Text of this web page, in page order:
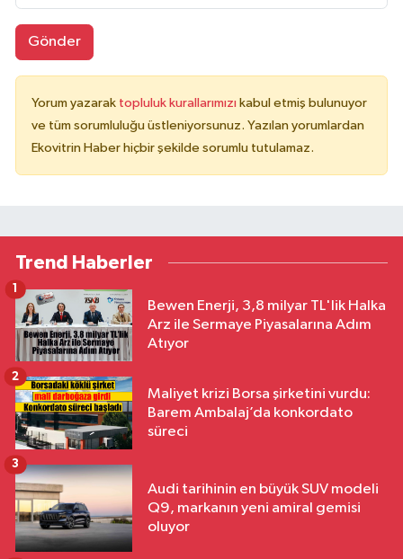
Gönder
Yorum yazarak topluluk kurallarımızı kabul etmiş bulunuyor
ve tüm sorumluluğu üstleniyorsunuz. Yazılan yorumlardan
Ekovitrin Haber hiçbir şekilde sorumlu tutulamaz.
Trend Haberler
Bewen Enerji, 3,8 milyar TL'lik Halka
Arz ile Sermaye Piyasalarına Adım
Atıyor
1
Maliyet krizi Borsa şirketini vurdu:
Barem Ambalaj’da konkordato
süreci
2
Audi tarihinin en büyük SUV modeli
Q9, markanın yeni amiral gemisi
oluyor
3